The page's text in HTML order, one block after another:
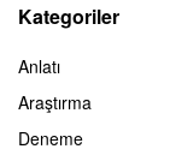
Kategoriler
Anlatı
Araştırma
Deneme